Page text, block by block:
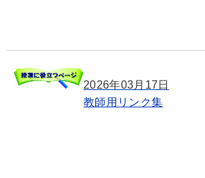
2026年03月17日
教師用リンク集